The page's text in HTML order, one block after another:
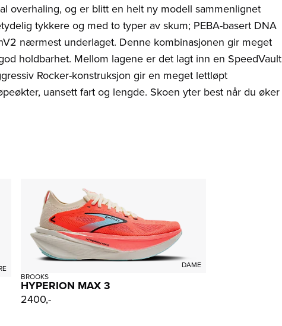
overhaling, og er blitt en helt ny modell sammenlignet
tykkere og med to typer av skum; PEBA-basert DNA
nærmest underlaget. Denne kombinasjonen gir meget
holdbarhet. Mellom lagene er det lagt inn en SpeedVault
Rocker-konstruksjon gir en meget lettløpt
uansett fart og lengde. Skoen yter best når du øker
DAME
BROOKS
HYPERION MAX 3
2400,-